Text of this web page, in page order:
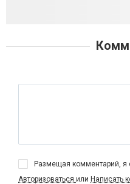
Размещая комментарий, я
Авторизоваться или Написать